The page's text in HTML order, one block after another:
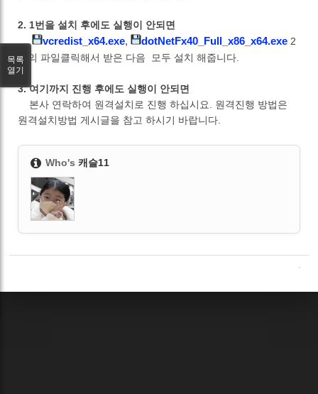
2. 1번을 설치 후에도 실행이 안되면
vcredist_x64.exe, dotNetFx40_Full_x86_x64.exe 2
개의 파일클릭해서 받은 다음 모두 설치 해줍니다.
3. 여기까지 진행 후에도 실행이 안되면
본사 연락하여 원격설치로 진행 하십시요. 원격진행 방법은
원격설치방법 게시글을 참고 하시기 바랍니다.
Who's 캐슬11
목록
열기